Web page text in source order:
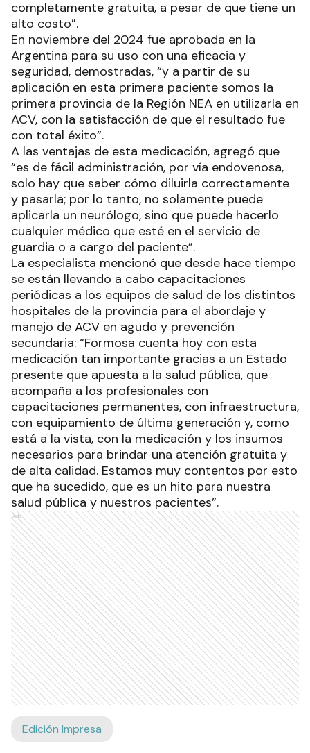
completamente gratuita, a pesar de que tiene un
alto costo”.
En noviembre del 2024 fue aprobada en la
Argentina para su uso con una eficacia y
seguridad, demostradas, “y a partir de su
aplicación en esta primera paciente somos la
primera provincia de la Región NEA en utilizarla en
ACV, con la satisfacción de que el resultado fue
con total éxito”.
A las ventajas de esta medicación, agregó que
“es de fácil administración, por vía endovenosa,
solo hay que saber cómo diluirla correctamente
y pasarla; por lo tanto, no solamente puede
aplicarla un neurólogo, sino que puede hacerlo
cualquier médico que esté en el servicio de
guardia o a cargo del paciente”.
La especialista mencionó que desde hace tiempo
se están llevando a cabo capacitaciones
periódicas a los equipos de salud de los distintos
hospitales de la provincia para el abordaje y
manejo de ACV en agudo y prevención
secundaria: “Formosa cuenta hoy con esta
medicación tan importante gracias a un Estado
presente que apuesta a la salud pública, que
acompaña a los profesionales con
capacitaciones permanentes, con infraestructura,
con equipamiento de última generación y, como
está a la vista, con la medicación y los insumos
necesarios para brindar una atención gratuita y
de alta calidad. Estamos muy contentos por esto
que ha sucedido, que es un hito para nuestra
salud pública y nuestros pacientes”.
Ads
Edición Impresa